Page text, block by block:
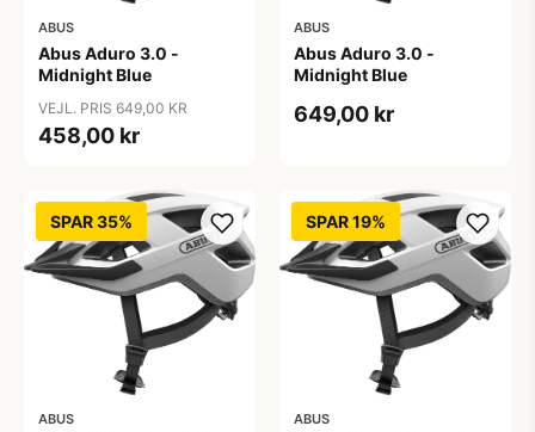
ABUS
Abus Aduro 3.0 -
Midnight Blue
VEJL. PRIS 649,00 KR
458,00 kr
ABUS
Abus Aduro 3.0 -
Midnight Blue
649,00 kr
SPAR 35%
ABUS
SPAR 19%
ABUS